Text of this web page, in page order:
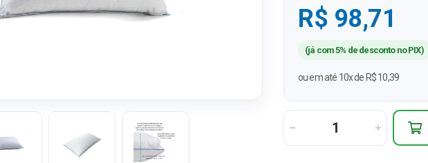
R$ 98,71
(já com 5% de desconto no PIX)
ou em até 10x de R$ 10,39